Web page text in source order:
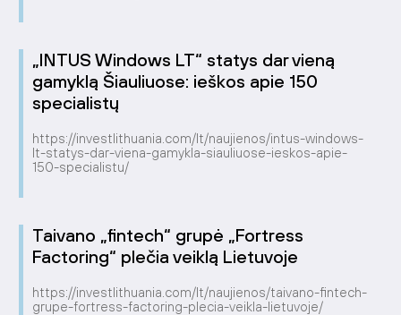
„INTUS Windows LT“ statys dar vieną
gamyklą Šiauliuose: ieškos apie 150
specialistų
https://investlithuania.com/lt/naujienos/intus-windows-
lt-statys-dar-viena-gamykla-siauliuose-ieskos-apie-
150-specialistu/
Taivano „fintech“ grupė „Fortress
Factoring“ plečia veiklą Lietuvoje
https://investlithuania.com/lt/naujienos/taivano-fintech-
grupe-fortress-factoring-plecia-veikla-lietuvoje/